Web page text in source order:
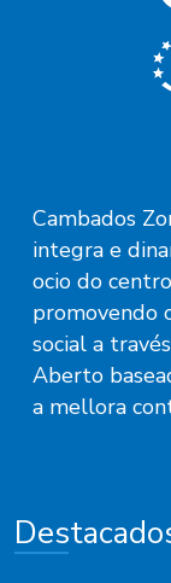
Cambados
integra e
ocio do
promovendo
social a
Aberto
a mellora